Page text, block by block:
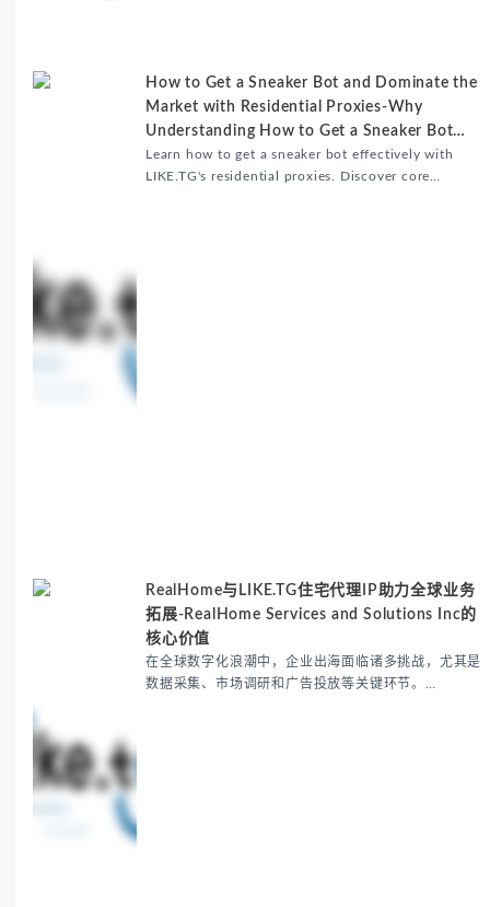
How to Get a Sneaker Bot and Dominate the
Market with Residential Proxies-Why
Understanding How to Get a Sneaker Bot
Matters
Learn how to get a sneaker bot effectively with
LIKE.TG's residential proxies. Discover core
RealHome与LIKE.TG住宅代理IP助力全球业务
拓展-RealHome Services and Solutions Inc的
核心价值
在全球数字化浪潮中，企业出海面临诸多挑战，尤其是
数据采集、市场调研和广告投放等关键环节。